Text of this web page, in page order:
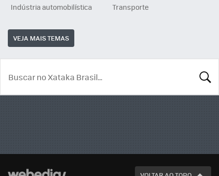
Indústria automobilística
Transporte
VEJA MAIS TEMAS